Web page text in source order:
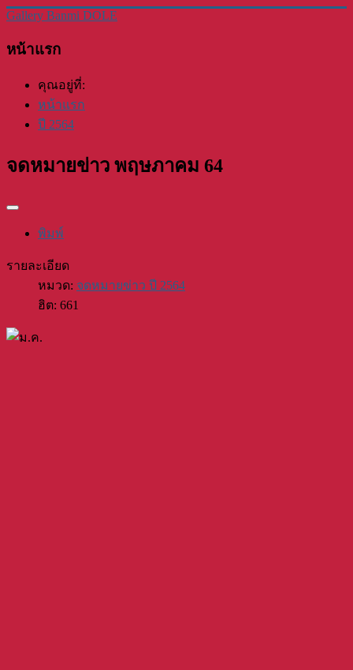
Gallery Banmi DOLE
หน้าแรก
คุณอยู่ที่:
หน้าแรก
ปี 2564
จดหมายข่าว พฤษภาคม 64
พิมพ์
รายละเอียด
หมวด: จดหมายข่าว ปี 2564
ฮิต: 661